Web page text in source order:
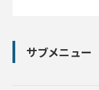
サブメニュー